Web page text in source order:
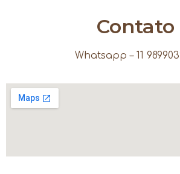
Contato
Whatsapp – 11